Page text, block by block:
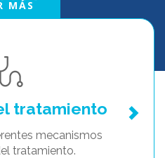
tratamiento
mecanismos
tratamiento.